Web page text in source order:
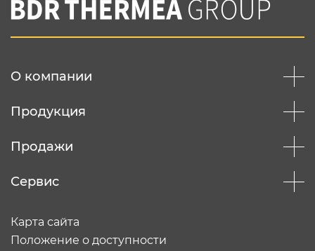
Вы соглашаетесь с нашей политикой
конфеденциальности
О компании
Продукция
Продажи
Сервис
Карта сайта
Положение о доступности